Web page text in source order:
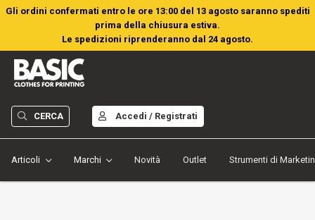
Gli ordini confermati entro le ore 13:00 del 13 agosto saranno spediti
prima della chiusura estiva.
Le spedizioni riprenderanno dal 24 agosto.
Articoli Marchi Novità Outlet Strumenti di
CERCA Accedi / Registrati